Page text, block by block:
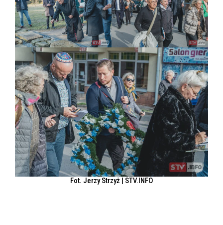
Fot. Jerzy Strzyż | STV.INFO